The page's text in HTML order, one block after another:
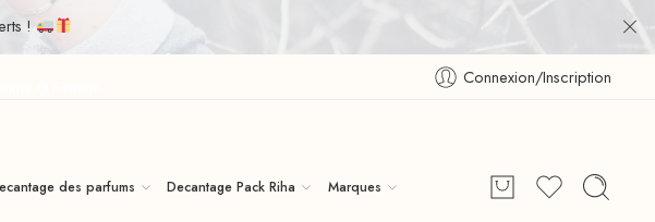
!
Connexion/Inscription
des parfums Decantage Pack Riha Marques